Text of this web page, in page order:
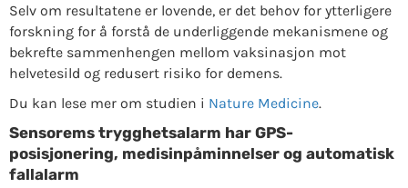
Selv om resultatene er lovende, er det behov for ytterligere
forskning for å forstå de underliggende mekanismene og
bekrefte sammenhengen mellom vaksinasjon mot
helvetesild og redusert risiko for demens.
Du kan lese mer om studien i Nature Medicine.
Sensorems trygghetsalarm har GPS-
posisjonering, medisinpåminnelser og automatisk
fallalarm